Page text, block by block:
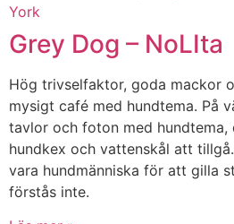
Grey Dog – NoLIta
Hög trivselfaktor, goda mackor
mysigt café med hundtema. På
tavlor och foton med hundtema,
hundkex och vattenskål att
vara hundmänniska för att gilla
förstås inte.